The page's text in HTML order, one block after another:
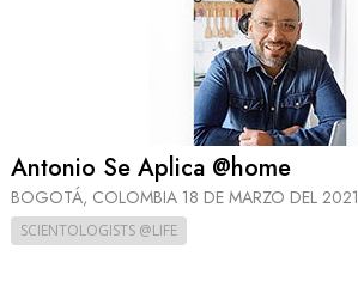
Antonio Se Aplica @home
BOGOTÁ, COLOMBIA 18 DE MARZO DEL 2021
SCIENTOLOGISTS @LIFE